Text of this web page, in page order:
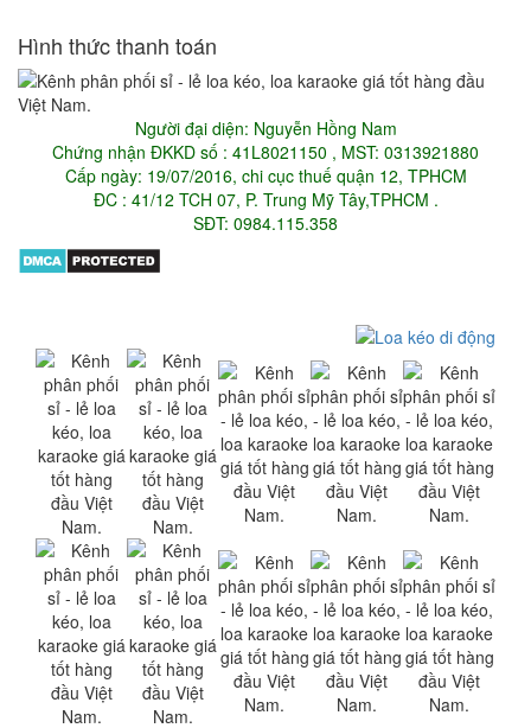
Hình thức thanh toán
Người đại diện: Nguyễn Hồng Nam
Chứng nhận ĐKKD số : 41L8021150 , MST: 0313921880
Cấp ngày: 19/07/2016, chi cục thuế quận 12, TPHCM
ĐC : 41/12 TCH 07, P. Trung Mỹ Tây,TPHCM .
SĐT: 0984.115.358